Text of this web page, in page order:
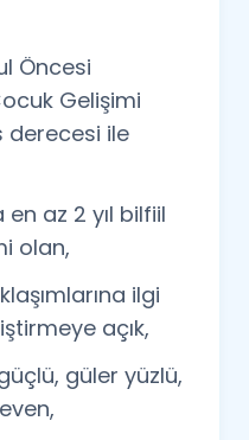
Öncesi
Gelişimi
derecesi ile
az 2 yıl bilfiil
olan,
ilgi
açık,
güler yüzlü,